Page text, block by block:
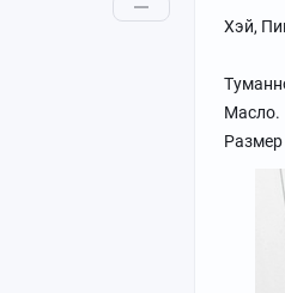
Хэй,
Масло.
Размер